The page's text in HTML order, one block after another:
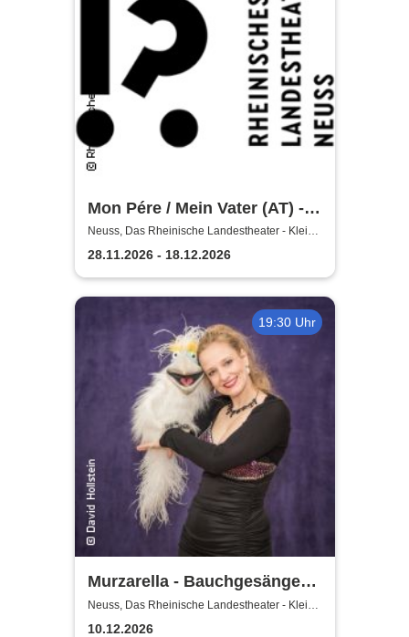
Mon Pére / Mein Vater (AT) -
Rheinisches Landestheater
Neuss
Neuss, Das Rheinische Landestheater - Kleine
Bühne
28.11.2026 - 18.12.2026
19:30 Uhr
Murzarella - Bauchgesänge
und andere Ungereimtheiten
Neuss, Das Rheinische Landestheater - Kleine
Bühne
10.12.2026